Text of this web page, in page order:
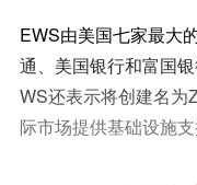
EWS由美国七家最大
通、美国银行和富国
WS还表示将创建名为
际市场提供基础设施支